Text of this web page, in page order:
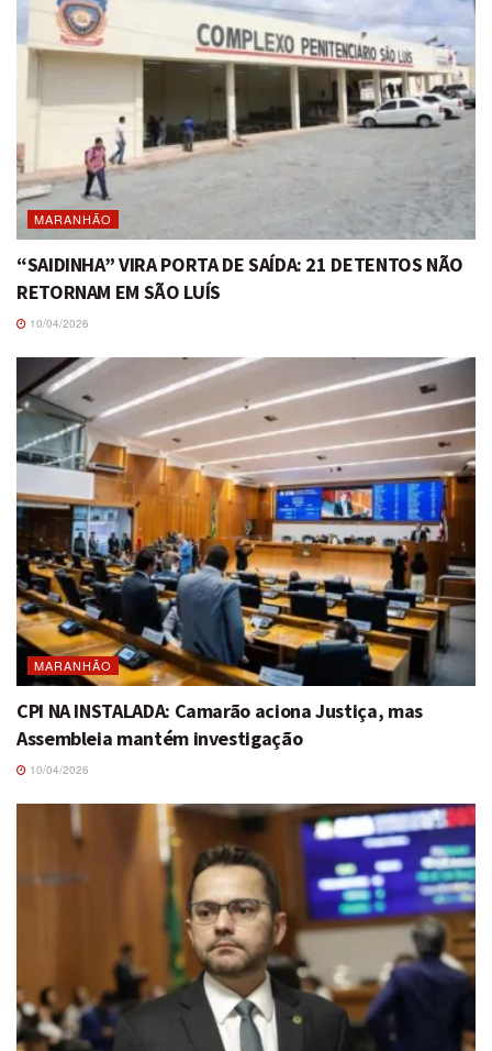
MARANHÃO
“SAIDINHA” VIRA PORTA DE SAÍDA: 21 DETENTOS NÃO
RETORNAM EM SÃO LUÍS
10/04/2026
MARANHÃO
CPI NA INSTALADA: Camarão aciona Justiça, mas
Assembleia mantém investigação
10/04/2026